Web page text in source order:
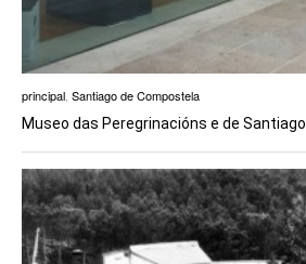
principal Santiago de Compostela
Museo das Peregrinacións e de Santiago